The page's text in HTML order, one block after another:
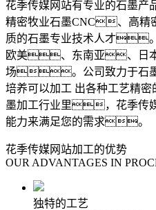
花季传媒网站有专业的石墨
精密牧业石墨CNC、高
质的石墨专业技术人才
欧美、东南亚、日
场。公司致力于石墨
培养可以加工 出各种工艺精
墨加工行业里，花季传
能力来满足您的需求。
花季传媒网站加工的优势
OUR ADVANTAGES IN
独特的工艺